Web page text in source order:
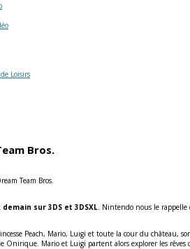
Loisirs
Bros.
Team Bros.
demain sur 3DS et 3DSXL. Nintendo nous le rappelle
Peach, Mario, Luigi et toute la cour du château,
Mario et Luigi partent alors explorer les rêves